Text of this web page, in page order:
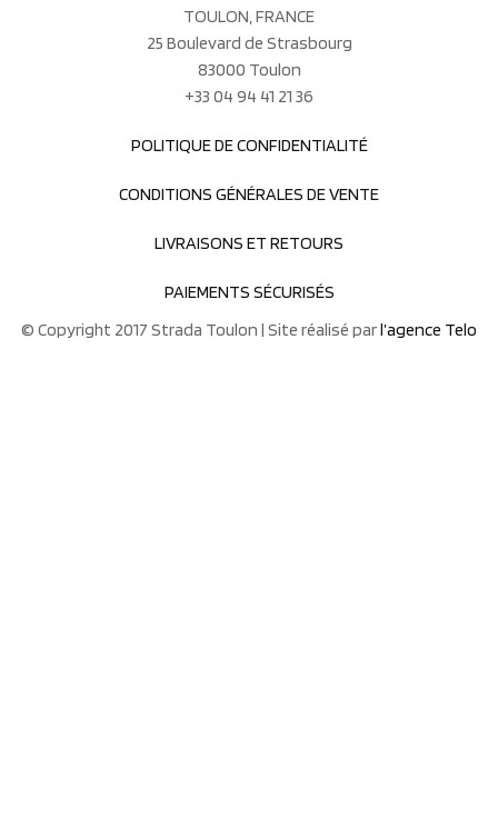
TOULON, FRANCE
25 Boulevard de Strasbourg
83000 Toulon
+33 04 94 41 21 36
POLITIQUE DE CONFIDENTIALITÉ
CONDITIONS GÉNÉRALES DE VENTE
LIVRAISONS ET RETOURS
PAIEMENTS SÉCURISÉS
© Copyright 2017 Strada Toulon | Site réalisé parl’agence Telo